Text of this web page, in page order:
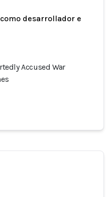
desarrollador e
Accused War